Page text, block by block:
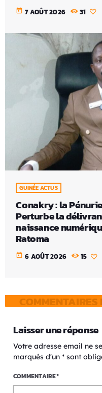
today 7 AOÛT 2026 31
GUINÉE ACTUS
Conakry : la
Perturbe la
naissance
Ratoma
today 6 AOÛT 2026 15
Laisser une réponse
Votre adresse email ne
marqués d'un * sont
COMMENTAIRE*